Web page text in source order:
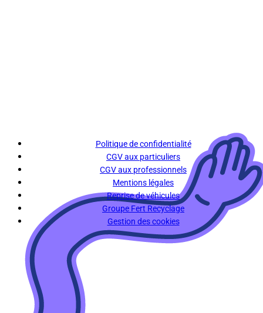
Politique de confidentialité
CGV aux particuliers
CGV aux professionnels
Mentions légales
Reprise de véhicules
Groupe Fert Recyclage
Gestion des cookies